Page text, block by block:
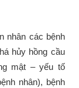
nhân các bệnh
hủy hồng cầu
mật – yếu tố
nhân), bệnh